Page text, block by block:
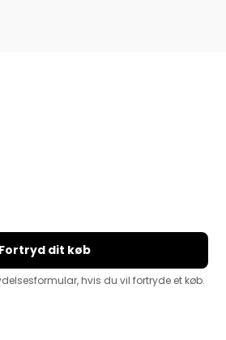
Fortryd dit køb
hvis du vil fortryde et køb.